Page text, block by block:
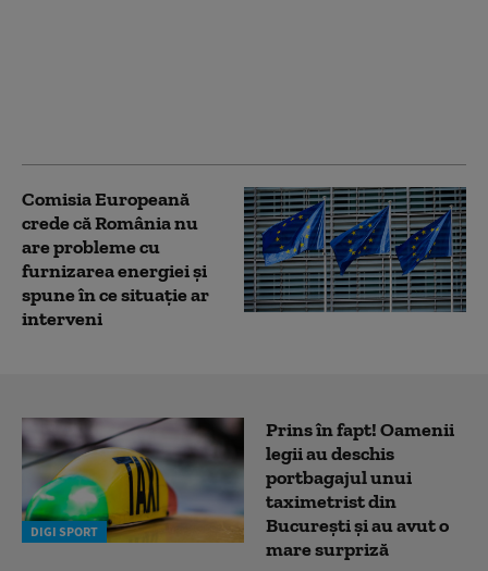
Comisia Europeană
crede că România nu
are probleme cu
furnizarea energiei și
spune în ce situație ar
interveni
DIGI SPORT
Prins în fapt! Oamenii
legii au deschis
portbagajul unui
taximetrist din
București și au avut o
mare surpriză